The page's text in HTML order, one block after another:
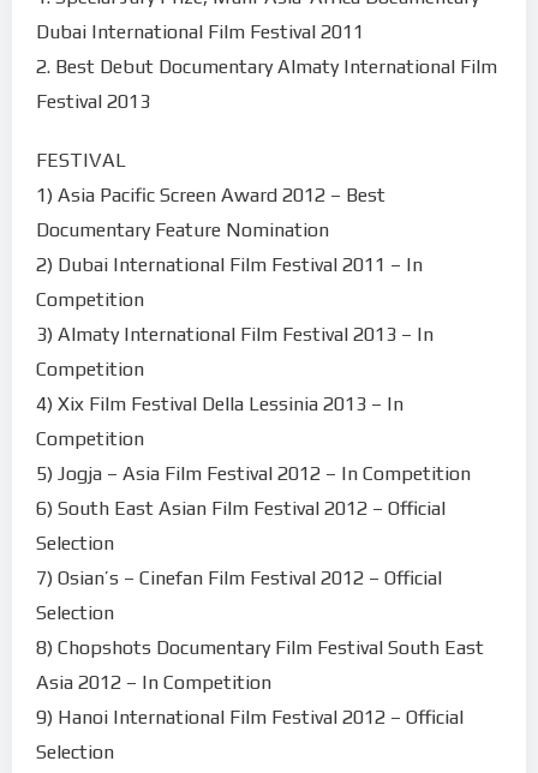
Dubai International Film Festival 2011
2. Best Debut Documentary Almaty International Film
Festival 2013
FESTIVAL
1) Asia Pacific Screen Award 2012 – Best
Documentary Feature Nomination
2) Dubai International Film Festival 2011 – In
Competition
3) Almaty International Film Festival 2013 – In
Competition
4) Xix Film Festival Della Lessinia 2013 – In
Competition
5) Jogja – Asia Film Festival 2012 – In Competition
6) South East Asian Film Festival 2012 – Official
Selection
7) Osian’s – Cinefan Film Festival 2012 – Official
Selection
8) Chopshots Documentary Film Festival South East
Asia 2012 – In Competition
9) Hanoi International Film Festival 2012 – Official
Selection